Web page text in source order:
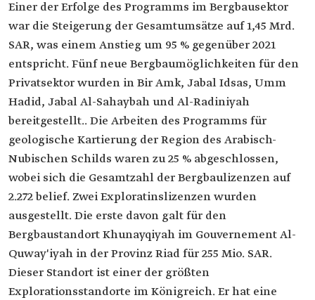
Einer der Erfolge des Programms im Bergbausektor
war die Steigerung der Gesamtumsätze auf 1,45 Mrd.
SAR, was einem Anstieg um 95 % gegenüber 2021
entspricht. Fünf neue Bergbaumöglichkeiten für den
Privatsektor wurden in Bir Amk, Jabal Idsas, Umm
Hadid, Jabal Al-Sahaybah und Al-Radiniyah
bereitgestellt.. Die Arbeiten des Programms für
geologische Kartierung der Region des Arabisch-
Nubischen Schilds waren zu 25 % abgeschlossen,
wobei sich die Gesamtzahl der Bergbaulizenzen auf
2.272 belief. Zwei Exploratinslizenzen wurden
ausgestellt. Die erste davon galt für den
Bergbaustandort Khunayqiyah im Gouvernement Al-
Quway'iyah in der Provinz Riad für 255 Mio. SAR.
Dieser Standort ist einer der größten
Explorationsstandorte im Königreich. Er hat eine